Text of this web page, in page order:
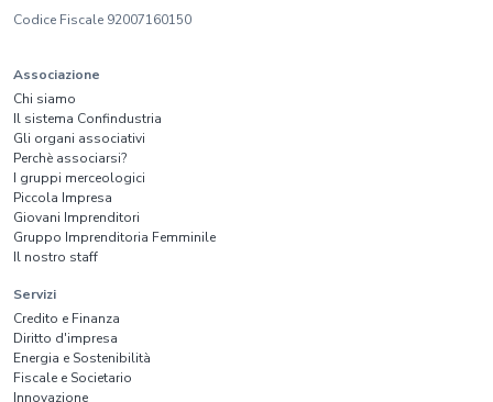
Codice Fiscale 92007160150
Associazione
Chi siamo
Il sistema Confindustria
Gli organi associativi
Perchè associarsi?
I gruppi merceologici
Piccola Impresa
Giovani Imprenditori
Gruppo Imprenditoria Femminile
Il nostro staff
Servizi
Credito e Finanza
Diritto d'impresa
Energia e Sostenibilità
Fiscale e Societario
Innovazione